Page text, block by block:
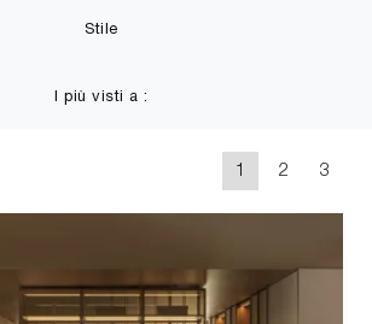
Stile
I più visti a :
1 2 3